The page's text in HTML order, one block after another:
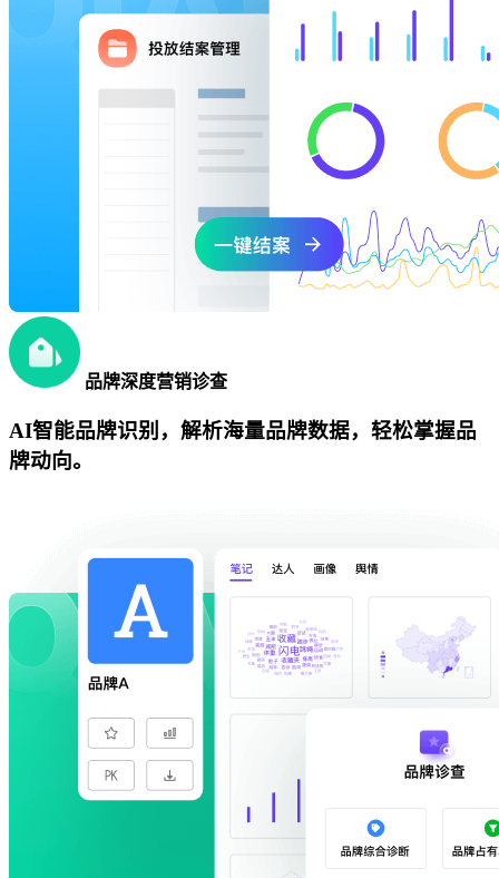
品牌深度营销诊查
AI智能品牌识别，解析海量品牌数据，轻松掌握品
牌动向。